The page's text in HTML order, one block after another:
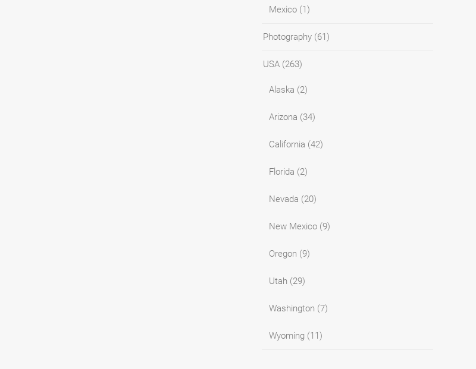
Mexico (1)
Photography (61)
USA (263)
Alaska (2)
Arizona (34)
California (42)
Florida (2)
Nevada (20)
New Mexico (9)
Oregon (9)
Utah (29)
Washington (7)
Wyoming (11)